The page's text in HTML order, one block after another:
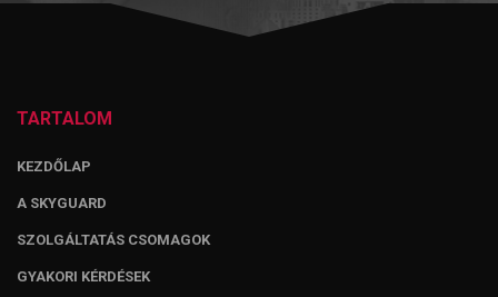
TARTALOM
KEZDŐLAP
A SKYGUARD
SZOLGÁLTATÁS CSOMAGOK
GYAKORI KÉRDÉSEK